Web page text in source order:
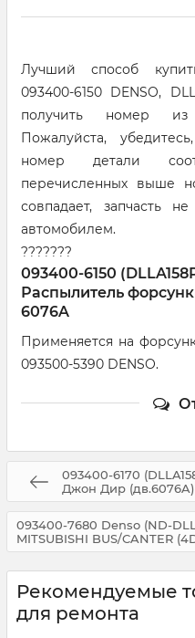
Лучший способ
093400-6150 DENSO,
получить номер из
Пожалуйста,
номер детали
перечисленных выше
совпадает, запчасть
автомобилем.
???????
093400-6150
Распылитель
6076A
Применяется на
093500-5390 DENSO.
093400-6170
Джон Дир (дв.6076A)
093400-7680 Denso (ND-
MITSUBISHI BUS/CANTER
Рекомендуемые
для ремонта